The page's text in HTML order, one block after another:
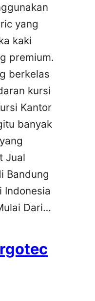
yang
kaki
premium.
berkelas
kursi
Kantor
banyak
Jual
Bandung
Indonesia
Dari…